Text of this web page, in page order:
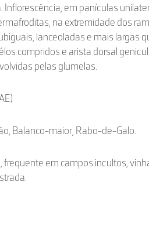
em panículas
na extremidade dos
lanceoladas e mais largas
compridos e arista dorsal
pelas glumelas.
Balanco-maior, Rabo-de-Galo.
frequente em campos incultos,